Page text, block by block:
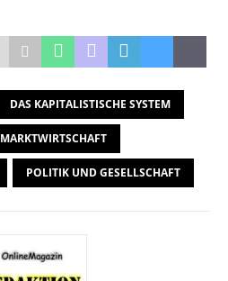
DAS KAPITALISTISCHE SYSTEM
MARKTWIRTSCHAFT
POLITIK UND GESELLSCHAFT